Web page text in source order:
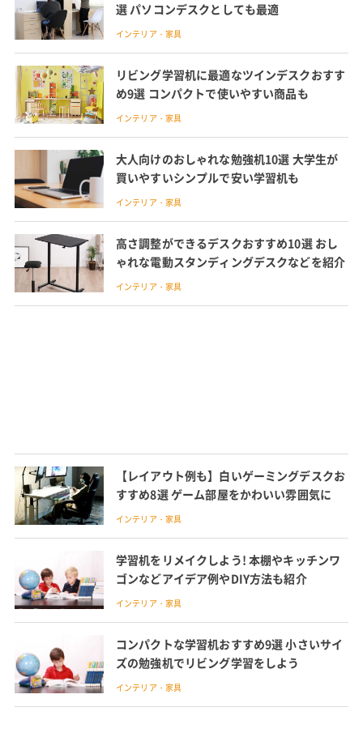
選 パソコンデスクとしても最適
インテリア・家具
リビング学習机に最適なツインデスクおすす
め9選 コンパクトで使いやすい商品も
インテリア・家具
大人向けのおしゃれな勉強机10選 大学生が
買いやすいシンプルで安い学習机も
インテリア・家具
高さ調整ができるデスクおすすめ10選 おし
ゃれな電動スタンディングデスクなどを紹介
インテリア・家具
【レイアウト例も】白いゲーミングデスクお
すすめ8選 ゲーム部屋をかわいい雰囲気に
インテリア・家具
学習机をリメイクしよう! 本棚やキッチンワ
ゴンなどアイデア例やDIY方法も紹介
インテリア・家具
コンパクトな学習机おすすめ9選 小さいサイ
ズの勉強机でリビング学習をしよう
インテリア・家具